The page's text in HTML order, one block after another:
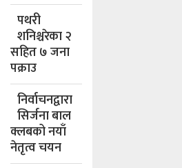
पथरी
शनिश्चरेका २
सहित ७ जना
पक्राउ
निर्वाचनद्वारा
सिर्जना बाल
क्लबको नयाँ
नेतृत्व चयन